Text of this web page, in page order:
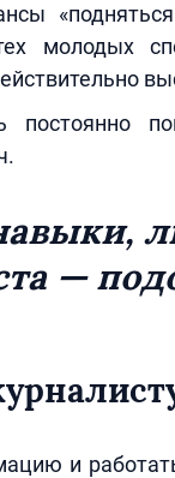
молодых
постоянно
—
и